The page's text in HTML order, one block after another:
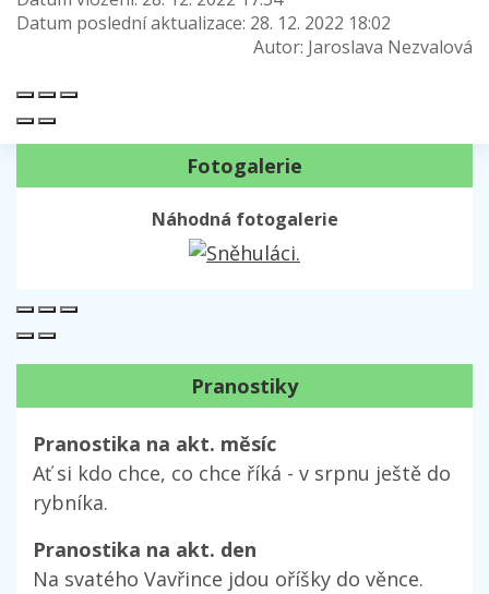
Datum poslední aktualizace: 28. 12. 2022 18:02
Autor: Jaroslava Nezvalová
Fotogalerie
Náhodná fotogalerie
Pranostiky
Pranostika na akt. měsíc
Ať si kdo chce, co chce říká - v srpnu ještě do
rybníka.
Pranostika na akt. den
Na svatého Vavřince jdou oříšky do věnce.